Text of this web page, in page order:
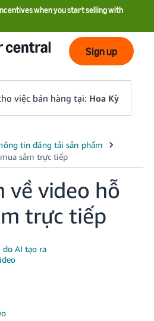
when you start selling with
Sign up
việc bán hàng tại: Hoa Kỳ
về video hỗ
trực tiếp
do AI tạo ra